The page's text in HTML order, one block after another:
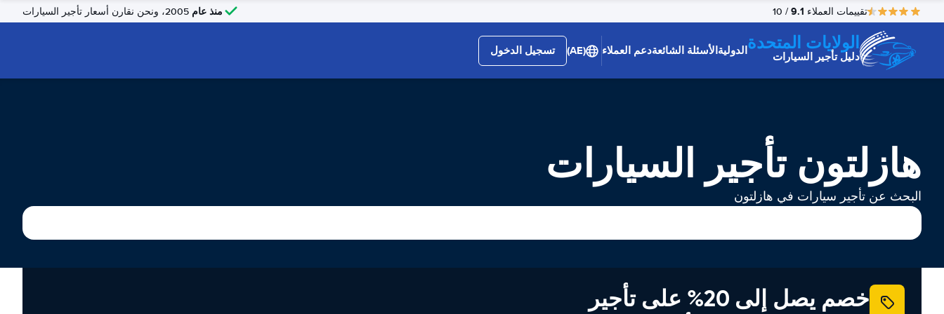
تقييمات العملاء 9.1
/ 10 منذ عام
الولايات المتحدة
دليل تأجير السيارات الدوليةالأسئلة الشائعةدعم العملاء (AE) تسجيل الدخول
هازلتون تأجير السيارات
البحث عن تأجير سيارات في هازلتون
خصم يصل إلى 20% على تأجير